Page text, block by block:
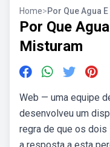
Home>Por Que Agua
Por Que
Misturam
Web — uma equipe
desenvolveu um
regra de que os